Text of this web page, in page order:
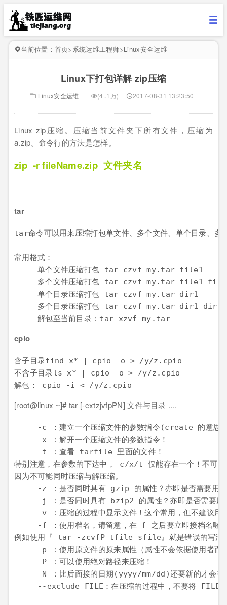
当前位置： 首页> 系统运维工程师>Linux安全运维
Linux下打包详解 zip压缩
Linux安全运维 (4..1万) 2017-08-31 13:23:50
Linux zip压缩。压缩当前文件夹下所有文件，压缩为
a.zip。命令行的方法是怎样。
zip -r fileName.zip 文件夹名
tar
tar命令可以用来压缩打包单文件、多个文件、单个目录、多
常用格式：
单个文件压缩打包 tar czvf my.tar file1
多个文件压缩打包 tar czvf my.tar file1
单个目录压缩打包 tar czvf my.tar dir1
多个目录压缩打包 tar czvf my.tar dir1 dir2
解包至当前目录：tar xzvf my.tar
cpio
含子目录find x* | cpio -o > /y/z.cpio
不含子目录ls x* | cpio -o > /y/z.cpio
解包： cpio -i < /y/z.cpio
[root@linux ~]# tar [-cxtzjvfpPN]文件与目录 ....
-c ：建立一个压缩文件的参数指令(create 的意思)
-x ：解开一个压缩文件的参数指令！
-t ：查看 tarfile 里面的文件！
特别注意，在参数的下达中， c/x/t 仅能存在一个！不可同
因为不可能同时压缩与解压缩。
-z ：是否同时具有 gzip 的属性？亦即是否需要用
-j ：是否同时具有 bzip2 的属性？亦即是否需要用
-v ：压缩的过程中显示文件！这个常用，但不建议用
-f ：使用档名，请留意，在 f 之后要立即接档名喔！
例如使用『 tar -zcvfP tfile sfile』就是错误的写
-p ：使用原文件的原来属性（属性不会依据使用者而
-P ：可以使用绝对路径来压缩！
-N ：比后面接的日期(yyyy/mm/dd)还要新的才会被打
--exclude FILE：在压缩的过程中，不要将 FILE